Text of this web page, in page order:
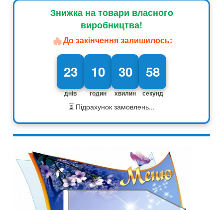
Знижка на товари власного
виробництва!
🔥До закінчення залишилось:
23
днів
10
годин
30
хвилин
57
секунд
⏳ Підрахунок замовлень...